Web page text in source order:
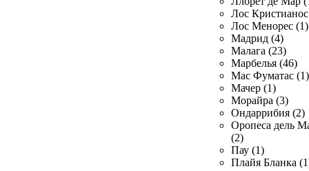
Лос
Лос Менорес (1)
Мадрид (4)
Малага (23)
Марбелья (46)
Мас Фуматас (1)
Мачер (1)
Морайра (3)
Ондаррибия (2)
Оропеса дель
(2)
Пау (1)
Плайя Бланка